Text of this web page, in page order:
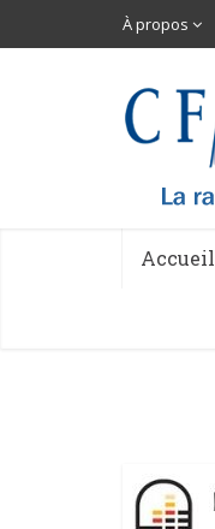
À propos
Accueil